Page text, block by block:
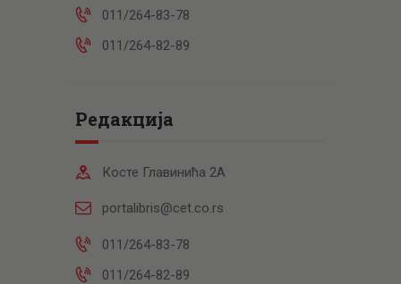
011/264-83-78
011/264-82-89
Редакција
Косте Главинића 2А
portalibris@cet.co.rs
011/264-83-78
011/264-82-89